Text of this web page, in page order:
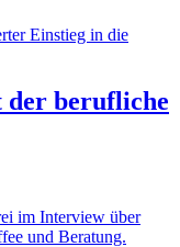
der berufliche